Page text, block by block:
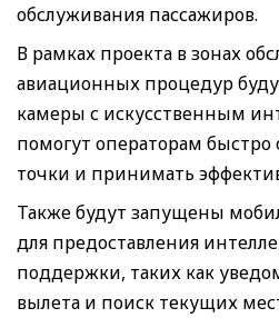
обслуживания пассажиров.
В рамках проекта в зонах
авиационных процедур
камеры с искусственным
помогут операторам быстро
точки и принимать
Также будут запущены
для предоставления
поддержки, таких как
вылета и поиск текущих